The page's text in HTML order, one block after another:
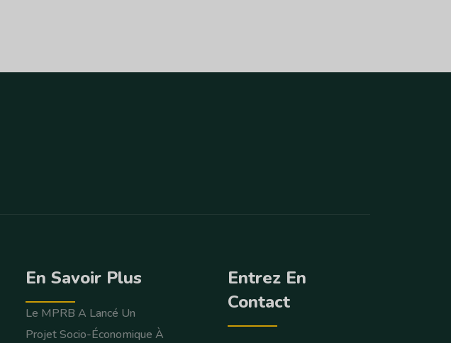
En Savoir Plus
Le MPRB A Lancé Un
Projet Socio-Économique À
Entrez En
Contact